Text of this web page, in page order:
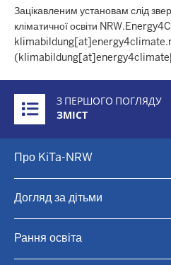
Зацікавленим установам слід
кліматичної освіти
klimabildung[at]
Inhalte
З ПЕРШОГО ПОГЛЯДУ
ЗМІСТ
menu
Про KiTa-NRW
Догляд за дітьми та раннє навчання
Догляд за дітьми
Знайти місце для догляду за дитиною
Рання освіта